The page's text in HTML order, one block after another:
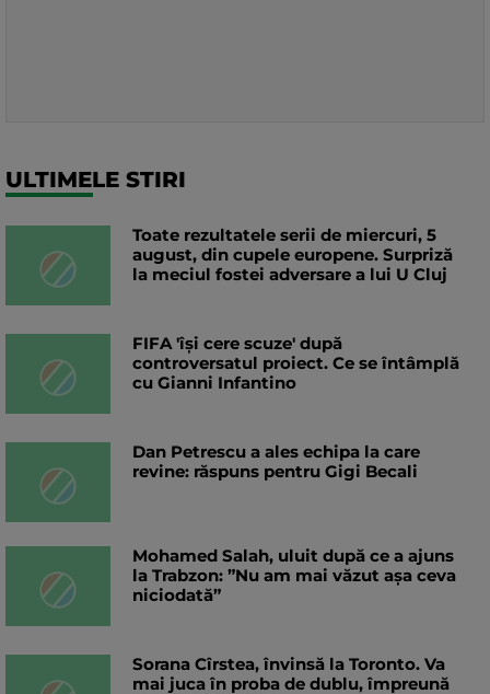
ULTIMELE STIRI
Toate rezultatele serii de miercuri, 5
august, din cupele europene. Surpriză
la meciul fostei adversare a lui U Cluj
FIFA 'își cere scuze' după
controversatul proiect. Ce se întâmplă
cu Gianni Infantino
Dan Petrescu a ales echipa la care
revine: răspuns pentru Gigi Becali
Mohamed Salah, uluit după ce a ajuns
la Trabzon: ”Nu am mai văzut așa ceva
niciodată”
Sorana Cîrstea, învinsă la Toronto. Va
mai juca în proba de dublu, împreună